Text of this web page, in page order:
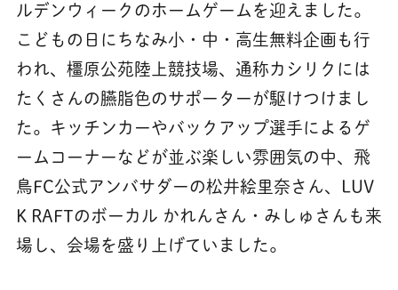
ルデンウィークのホームゲームを迎えました。
こどもの日にちなみ小・中・高生無料企画も行
われ、橿原公苑陸上競技場、通称カシリクには
たくさんの臙脂色のサポーターが駆けつけまし
た。キッチンカーやバックアップ選手によるゲ
ームコーナーなどが並ぶ楽しい雰囲気の中、飛
鳥FC公式アンバサダーの松井絵里奈さん、LUV
K RAFTのボーカル かれんさん・みしゅさんも来
場し、会場を盛り上げていました。